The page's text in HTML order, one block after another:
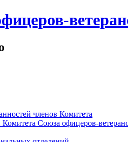
членов Комитета
Союза офицеров-